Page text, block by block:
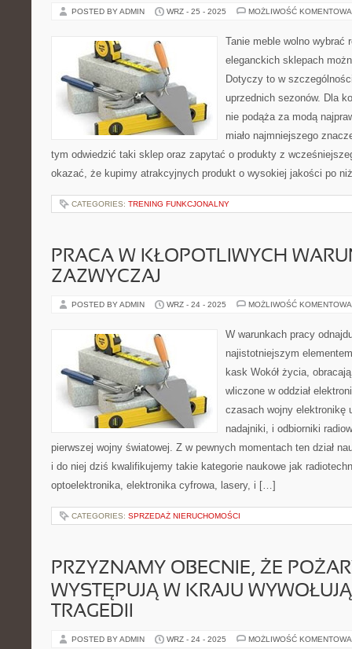
POSTED BY ADMIN WRZ - 25 - 2025 MOŻLIWOŚĆ
Tanie meble wolno wybrać
eleganckich sklepach
Dotyczy to w
uprzednich sezonów. Dla
nie podąża za modą
miało najmniejszego
tym odwiedzić taki sklep oraz zapytać o produkty z
okazać, że kupimy atrakcyjnych produkt o wysokiej jakości po
CATEGORIES: TRENING FUNKCJONALNY
PRACA W KŁOPOTLIWYCH
ZAZWYCZAJ
POSTED BY ADMIN WRZ - 24 - 2025 MOŻLIWOŚĆ
W warunkach pracy
najistotniejszym
kask Wokół życia,
wliczone w oddział
czasach wojny elektronikę
nadajniki, i odbiorniki
pierwszej wojny światowej. Z w pewnych momentach ten dział
i do niej dziś kwalifikujemy takie kategorie naukowe jak
optoelektronika, elektronika cyfrowa, lasery, i […]
CATEGORIES: SPRZEDAŻ NIERUCHOMOŚCI
PRZYZNAMY OBECNIE, ŻE
WYSTĘPUJĄ W KRAJU
TRAGEDII
POSTED BY ADMIN WRZ - 24 - 2025 MOŻLIWOŚĆ